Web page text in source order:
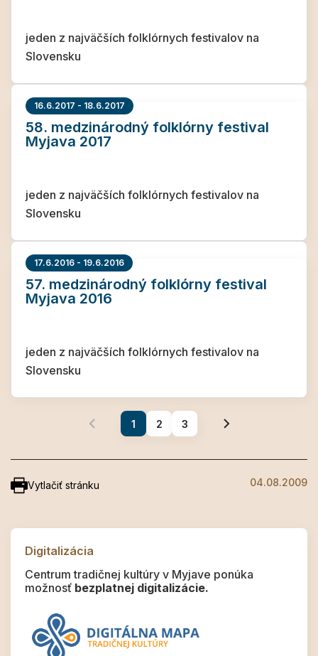
jeden z najväčších folklórnych festivalov na
Slovensku
16.6.2017 - 18.6.2017
58. medzinárodný folklórny festival
Myjava 2017
jeden z najväčších folklórnych festivalov na
Slovensku
17.6.2016 - 19.6.2016
57. medzinárodný folklórny festival
Myjava 2016
jeden z najväčších folklórnych festivalov na
Slovensku
1 2 3
Vytlačiť stránku 04.08.2009
Digitalizácia
Centrum tradičnej kultúry v Myjave ponúka
možnosť bezplatnej digitalizácie.